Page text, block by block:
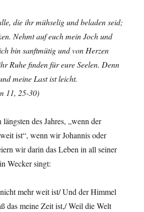
die ihr mühselig und beladen seid;
Nehmt auf euch mein Joch und
bin sanftmütig und von Herzen
Ruhe finden für eure Seelen. Denn
meine Last ist leicht.
11, 25-30)
des Jahres, „wenn der
ist“, wenn wir Johannis oder
wir darin das Leben in all seiner
Wecker singt:
mehr weit ist/ Und der Himmel
das meine Zeit ist,/ Weil die Welt